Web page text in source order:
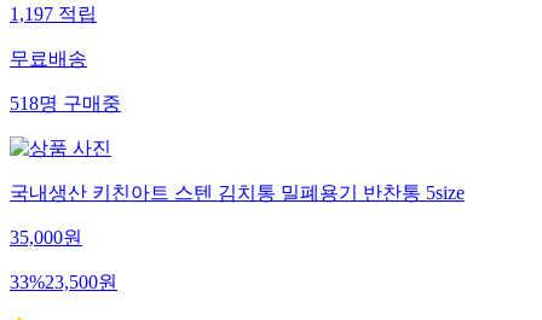
1,197적립
무료배송
518명구매중
국내생산 키친아트 스텐 김치통 밀폐용기 반찬통 5size
35,000원
33%23,500원